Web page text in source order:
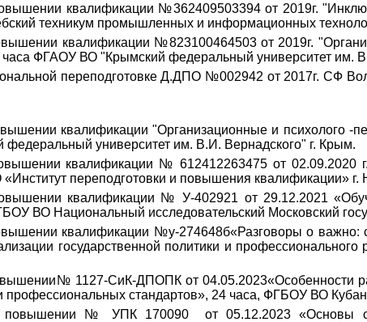
квалификации №362409503394 от 2019г.
техникум промышленных и
квалификации №823100464503 от 2019г.
ФГАОУ ВО "Крымский федеральный университет им.
переподготовке Д.ДПО №002942 от 2017г. СФ
квалификации "Организационные и психолого -
университет им. В.И. Вернадского" г. Крым.
квалификации № 612412263475 от 02.09.2020
переподготовки и повышения квалификации» г.
квалификации № У-402921 от 29.12.2021
ВО Национальный исследовательский Московский
квалификации №у-274648б«Разговоры о важно:
государственной политики и профессионального
1127-СиК-ДПОПК от 04.05.2023«Особенности
стандартов», 24 часа, ФГБОУ ВО
повышении № УПК 170090 от 05.12.2023 «Основы